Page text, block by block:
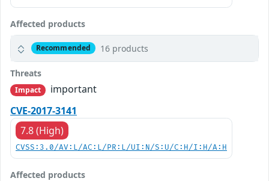
Affected products
Recommended 16 products
Threats
Impact
important
CVE-2017-3141
7.8 (High)
CVSS:3.0/AV:L/AC:L/PR:L/UI:N/S:U/C:H/I:H/A:H
Affected products